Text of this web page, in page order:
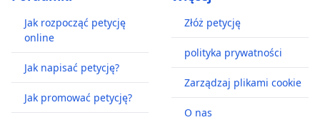
Jak rozpocząć petycję
online
Jak napisać petycję?
Jak promować petycję?
Złóż petycję
polityka prywatności
Zarządzaj plikami cookie
O nas